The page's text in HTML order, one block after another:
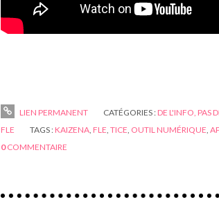
LIEN PERMANENT CATÉGORIES : DE L'INFO, PAS
FLE
TAGS : KAIZENA FLE TICE OUTIL NUMÉRIQUE
0 COMMENTAIRE